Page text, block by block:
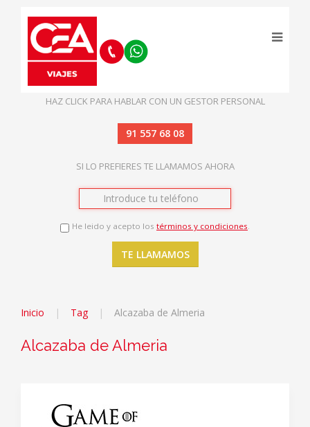
HAZ CLICK PARA HABLAR CON UN GESTOR PERSONAL
91 557 68 08
SI LO PREFIERES TE LLAMAMOS AHORA
He leido y acepto los términos y condiciones.
Inicio Tag Alcazaba de Almeria
Alcazaba de Almeria